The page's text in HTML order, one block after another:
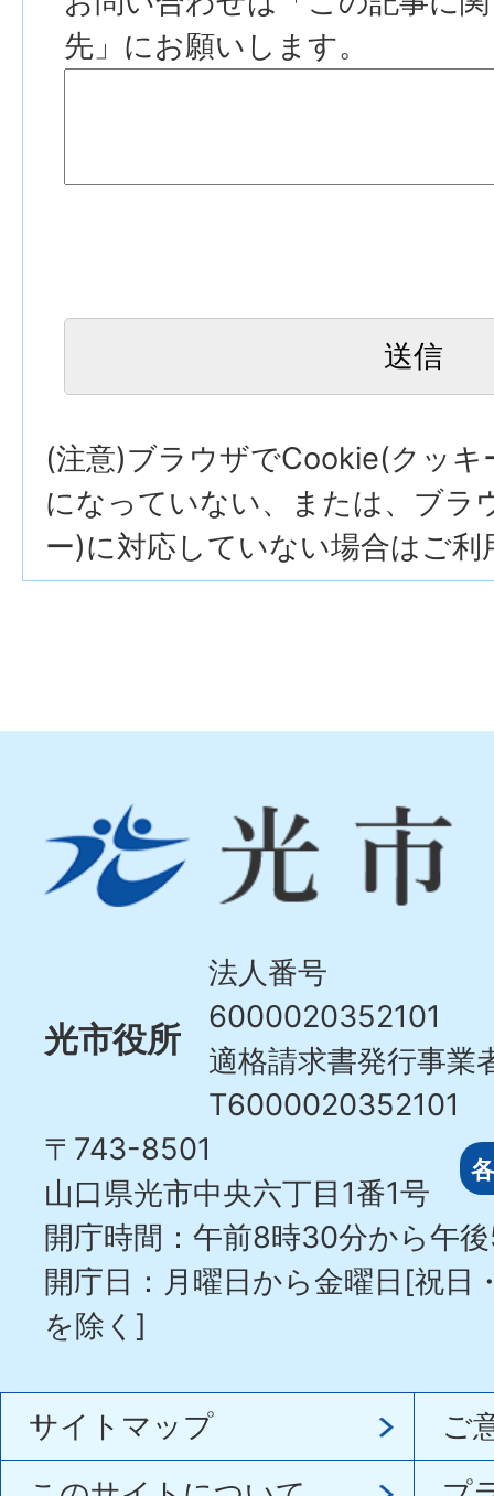
先」にお願いします。
(注意)ブラウザでCookie(クッキ
になっていない、または、ブラ
ー)に対応していない場合はご利
市
Hikari
光市役所
法人番号
6000020352101
適格請求書発行事業
T6000020352101
〒743-8501
山口県光市中央六丁目1番1号
開庁時間：午前8時30分から午
開庁日：月曜日から金曜日[祝日
を除く]
サイトマップ
ご